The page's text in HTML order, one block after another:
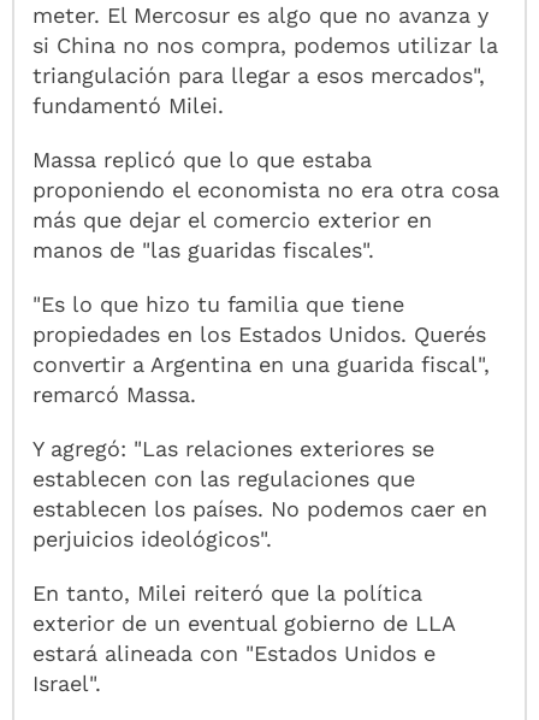
meter. El Mercosur es algo que no avanza y
si China no nos compra, podemos utilizar la
triangulación para llegar a esos mercados",
fundamentó Milei.
Massa replicó que lo que estaba
proponiendo el economista no era otra cosa
más que dejar el comercio exterior en
manos de "las guaridas fiscales".
"Es lo que hizo tu familia que tiene
propiedades en los Estados Unidos. Querés
convertir a Argentina en una guarida fiscal",
remarcó Massa.
Y agregó: "Las relaciones exteriores se
establecen con las regulaciones que
establecen los países. No podemos caer en
perjuicios ideológicos".
En tanto, Milei reiteró que la política
exterior de un eventual gobierno de LLA
estará alineada con "Estados Unidos e
Israel".